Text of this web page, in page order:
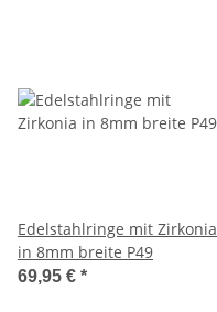
Edelstahlringe mit Zirkonia
in 8mm breite P49
69,95 € *